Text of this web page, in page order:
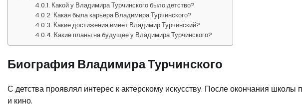
Какой у Владимира Турчинского было детство?
Какая была карьера Владимира Турчинского?
Какие достижения имеет Владимир Турчинский?
Какие планы на будущее у Владимира Турчинского?
Биография Владимира Турчинского
С детства проявлял интерес к актерскому искусству. После окончания школы
и кино.